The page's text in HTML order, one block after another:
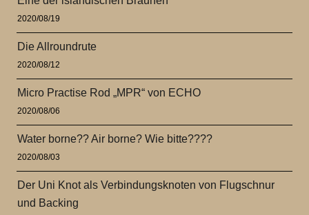
2020/08/19
Die Allroundrute
2020/08/12
Micro Practise Rod „MPR“ von ECHO
2020/08/06
Water borne?? Air borne? Wie bitte????
2020/08/03
Der Uni Knot als Verbindungsknoten von Flugschnur
und Backing